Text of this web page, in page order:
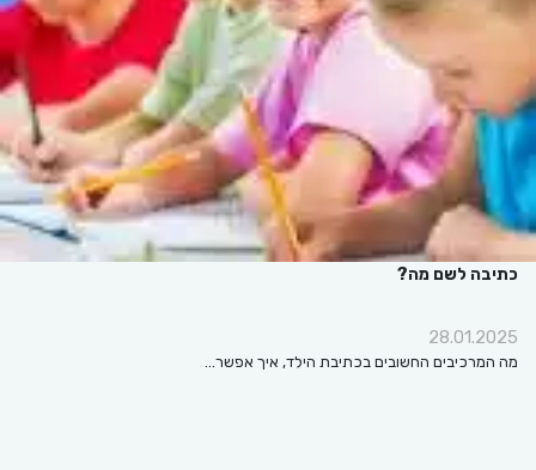
כתיבה לשם מה?
28.01.2025
מה המרכיבים החשובים בכתיבת הילד, איך אפשר…